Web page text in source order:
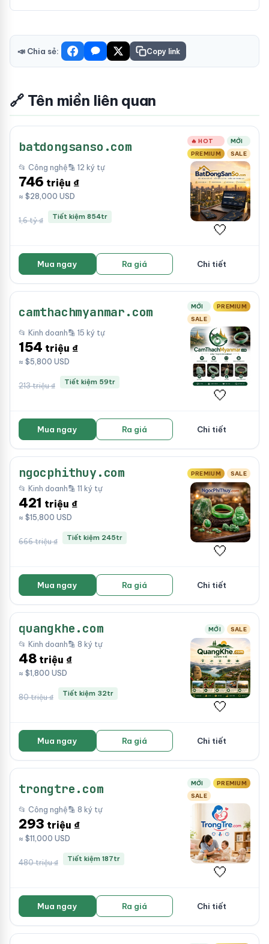
📣 Chia sẻ: Copy link
🔗 Tên miền liên quan
batdongsanso.com 🔥 HOT
MỚI
PREMIUM
SALE
📂 Công nghệ🔡 12 ký tự
746 triệu ₫
≈ $28,000 USD
1,6 tỷ ₫ Tiết kiệm 854tr
🤍
Mua ngay Ra giá Chi tiết
camthachmyanmar.com MỚI
PREMIUM
SALE
📂 Kinh doanh🔡 15 ký tự
154 triệu ₫
≈ $5,800 USD
213 triệu ₫ Tiết kiệm 59tr
🤍
Mua ngay Ra giá Chi tiết
ngocphithuy.com PREMIUM SALE
📂 Kinh doanh🔡 11 ký tự
421 triệu ₫
≈ $15,800 USD
666 triệu ₫ Tiết kiệm 245tr
🤍
Mua ngay Ra giá Chi tiết
quangkhe.com MỚI SALE
📂 Kinh doanh🔡 8 ký tự
48 triệu ₫
≈ $1,800 USD
80 triệu ₫ Tiết kiệm 32tr
🤍
Mua ngay Ra giá Chi tiết
trongtre.com MỚI
PREMIUM
SALE
📂 Công nghệ🔡 8 ký tự
293 triệu ₫
≈ $11,000 USD
480 triệu ₫ Tiết kiệm 187tr
🤍
Mua ngay Ra giá Chi tiết